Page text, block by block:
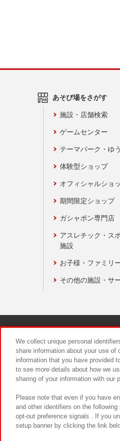
あそび場をさがす
施設・店舗検索
ゲームセンター
テーマパーク・ゆ
体験型ショップ
オフィシャルショ
期間限定ショップ
ガシャポン専門店
アスレチック・ス
施設
お子様・ファミリ
その他の施設・サ
We collect unique personal
share information about your use of
information that you have provided
to see more details about how we
sharing of your information with our
Please note that even if you have
and other identifiers on the
opt-out preference signals . If you
setup banner by clicking the link